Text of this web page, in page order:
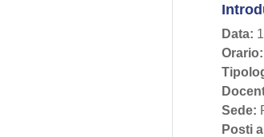
Data:
Orario:
Sede:
Posti